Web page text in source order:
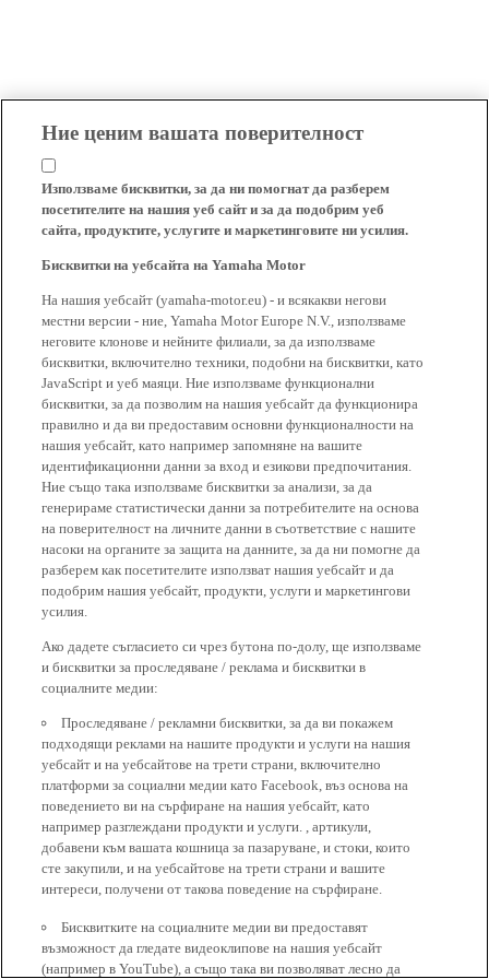
Ние ценим вашата поверителност
Използваме бисквитки, за да ни помогнат да разберем
посетителите на нашия уеб сайт и за да подобрим уеб
сайта, продуктите, услугите и маркетинговите ни усилия.
Бисквитки на уебсайта на Yamaha Motor
На нашия уебсайт (yamaha-motor.eu) - и всякакви негови
местни версии - ние, Yamaha Motor Europe N.V., използваме
неговите клонове и нейните филиали, за да използваме
бисквитки, включително техники, подобни на бисквитки, като
JavaScript и уеб маяци. Ние използваме функционални
бисквитки, за да позволим на нашия уебсайт да функционира
правилно и да ви предоставим основни функционалности на
нашия уебсайт, като например запомняне на вашите
идентификационни данни за вход и езикови предпочитания.
Ние също така използваме бисквитки за анализи, за да
генерираме статистически данни за потребителите на основа
на поверителност на личните данни в съответствие с нашите
насоки на органите за защита на данните, за да ни помогне да
разберем как посетителите използват нашия уебсайт и да
подобрим нашия уебсайт, продукти, услуги и маркетингови
усилия.
Ако дадете съгласието си чрез бутона по-долу, ще използваме
и бисквитки за проследяване / реклама и бисквитки в
социалните медии:
Проследяване / рекламни бисквитки, за да ви покажем
подходящи реклами на нашите продукти и услуги на нашия
уебсайт и на уебсайтове на трети страни, включително
платформи за социални медии като Facebook, въз основа на
поведението ви на сърфиране на нашия уебсайт, като
например разглеждани продукти и услуги. , артикули,
добавени към вашата кошница за пазаруване, и стоки, които
сте закупили, и на уебсайтове на трети страни и вашите
интереси, получени от такова поведение на сърфиране.
Бисквитките на социалните медии ви предоставят
възможност да гледате видеоклипове на нашия уебсайт
(например в YouTube), а също така ви позволяват лесно да